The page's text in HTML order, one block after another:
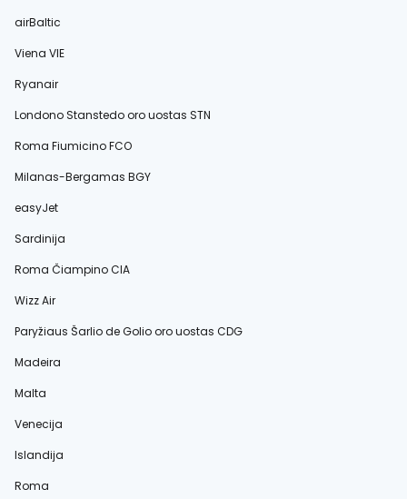
airBaltic
Viena VIE
Ryanair
Londono Stanstedo oro uostas STN
Roma Fiumicino FCO
Milanas-Bergamas BGY
easyJet
Sardinija
Roma Čiampino CIA
Wizz Air
Paryžiaus Šarlio de Golio oro uostas CDG
Madeira
Malta
Venecija
Islandija
Roma